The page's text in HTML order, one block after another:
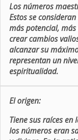
Los números
Estos se
más potencial,
crear cambios
alcanzar su
representan un
espiritualidad.
El origen:
Tiene sus raíces
los números eran